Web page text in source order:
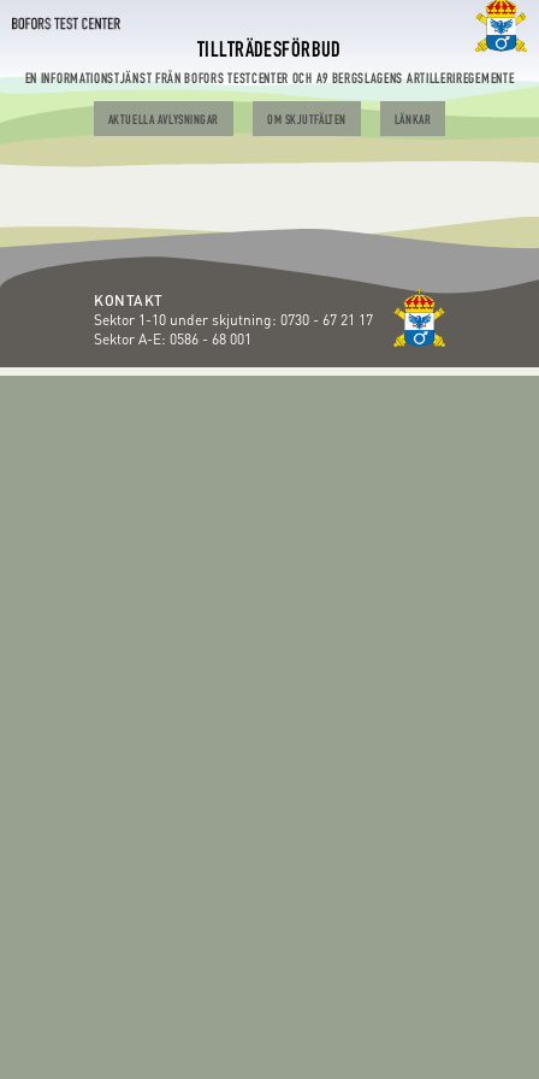
TILLTRÄDESFÖRBUD
EN INFORMATIONSTJÄNST FRÅN BOFORS TESTCENTER OCH A9 BERGSLAGENS ARTILLERIREGEMENTE
AKTUELLA AVLYSNINGAR OM SKJUTFÄLTEN LÄNKAR
KONTAKT
Sektor 1-10 under skjutning: 0730 - 67 21 17
Sektor A-E: 0586 - 68 001